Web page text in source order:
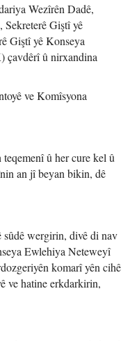
Wezîrên Dadê,
Giştî yê
Giştî yê Konseya
çavdêrî û nirxandina
ve Komîsyona
û her cure kel û
an jî beyan bikin, dê
wergirin, divê di nav
Ewlehiya Neteweyî
komarî yên cihê
ve hatine erkdarkirin,